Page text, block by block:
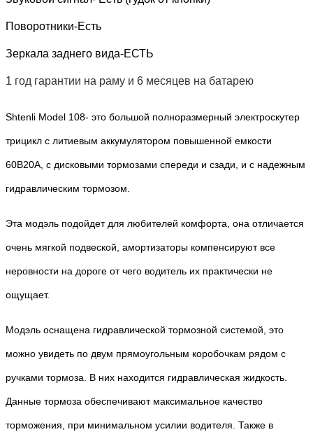
Поворотники-Есть
Зеркала заднего вида-ЕСТЬ
1 год гарантии на раму и 6 месяцев на батарею
Shtenli Model 108- это большой полноразмерный электроскутер
трицикл с литиевым аккумулятором повышенной емкости
60В20А, с дисковыми тормозами спереди и сзади, и с надежным
гидравлическим тормозом.
Эта модэль подойдет для любителей комфорта, она отличается
очень мягкой подвеской, амортизаторы компенсируют все
неровности на дороге от чего водитель их практически не
ощущает.
Модэль оснащена гидравлической тормозной системой, это
можно увидеть по двум прямоугольным коробочкам рядом с
ручками тормоза. В них находится гидравлическая жидкость.
Данные тормоза обеспечивают максимальное качество
торможения, при минимальном усилии водителя. Также в